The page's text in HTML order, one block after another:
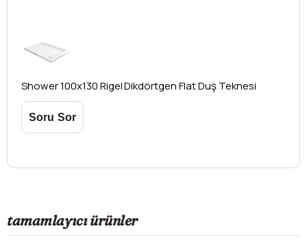
Shower100x130 Rigel Dikdörtgen Flat Duş Teknesi
tamamlayıcı ürünler